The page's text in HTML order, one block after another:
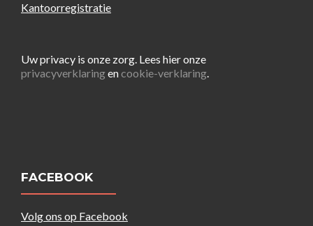
Kantoorregistratie
Uw privacy is onze zorg. Lees hier onze
privacyverklaringencookie-verklaring.
FACEBOOK
Volg ons op Facebook